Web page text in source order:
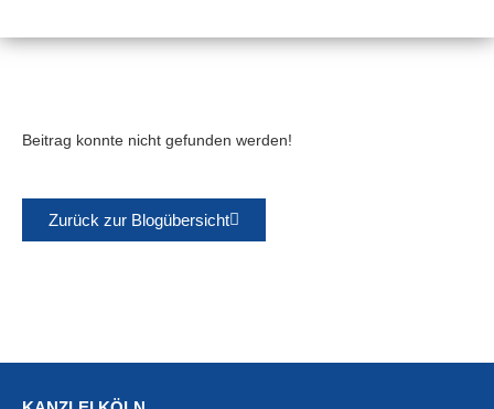
Beitrag konnte nicht gefunden werden!
Zurück zur Blogübersicht